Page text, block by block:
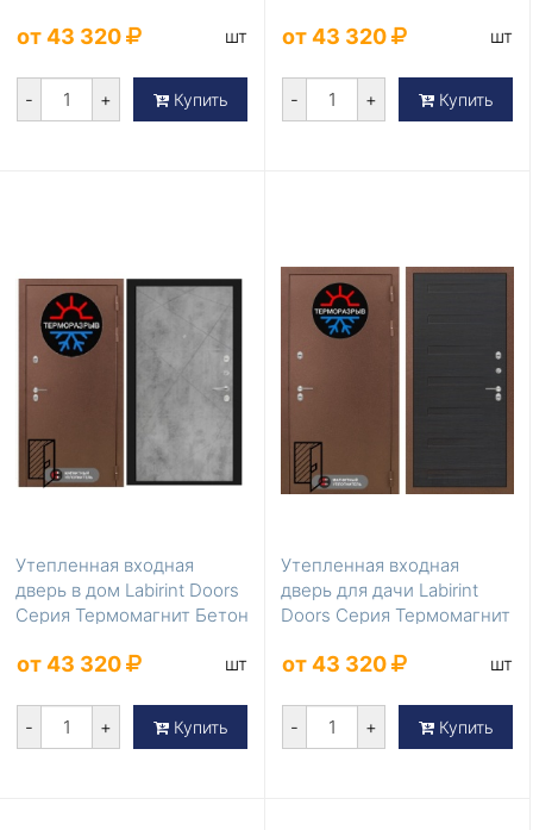
от 43 320 шт
- + Купить
от 43 320 шт
- + Купить
Утепленная входная
дверь в дом Labirint Doors
Серия Термомагнит Бетон
от 43 320 шт
- + Купить
Утепленная входная
дверь для дачи Labirint
Doors Серия Термомагнит
от 43 320 шт
- + Купить